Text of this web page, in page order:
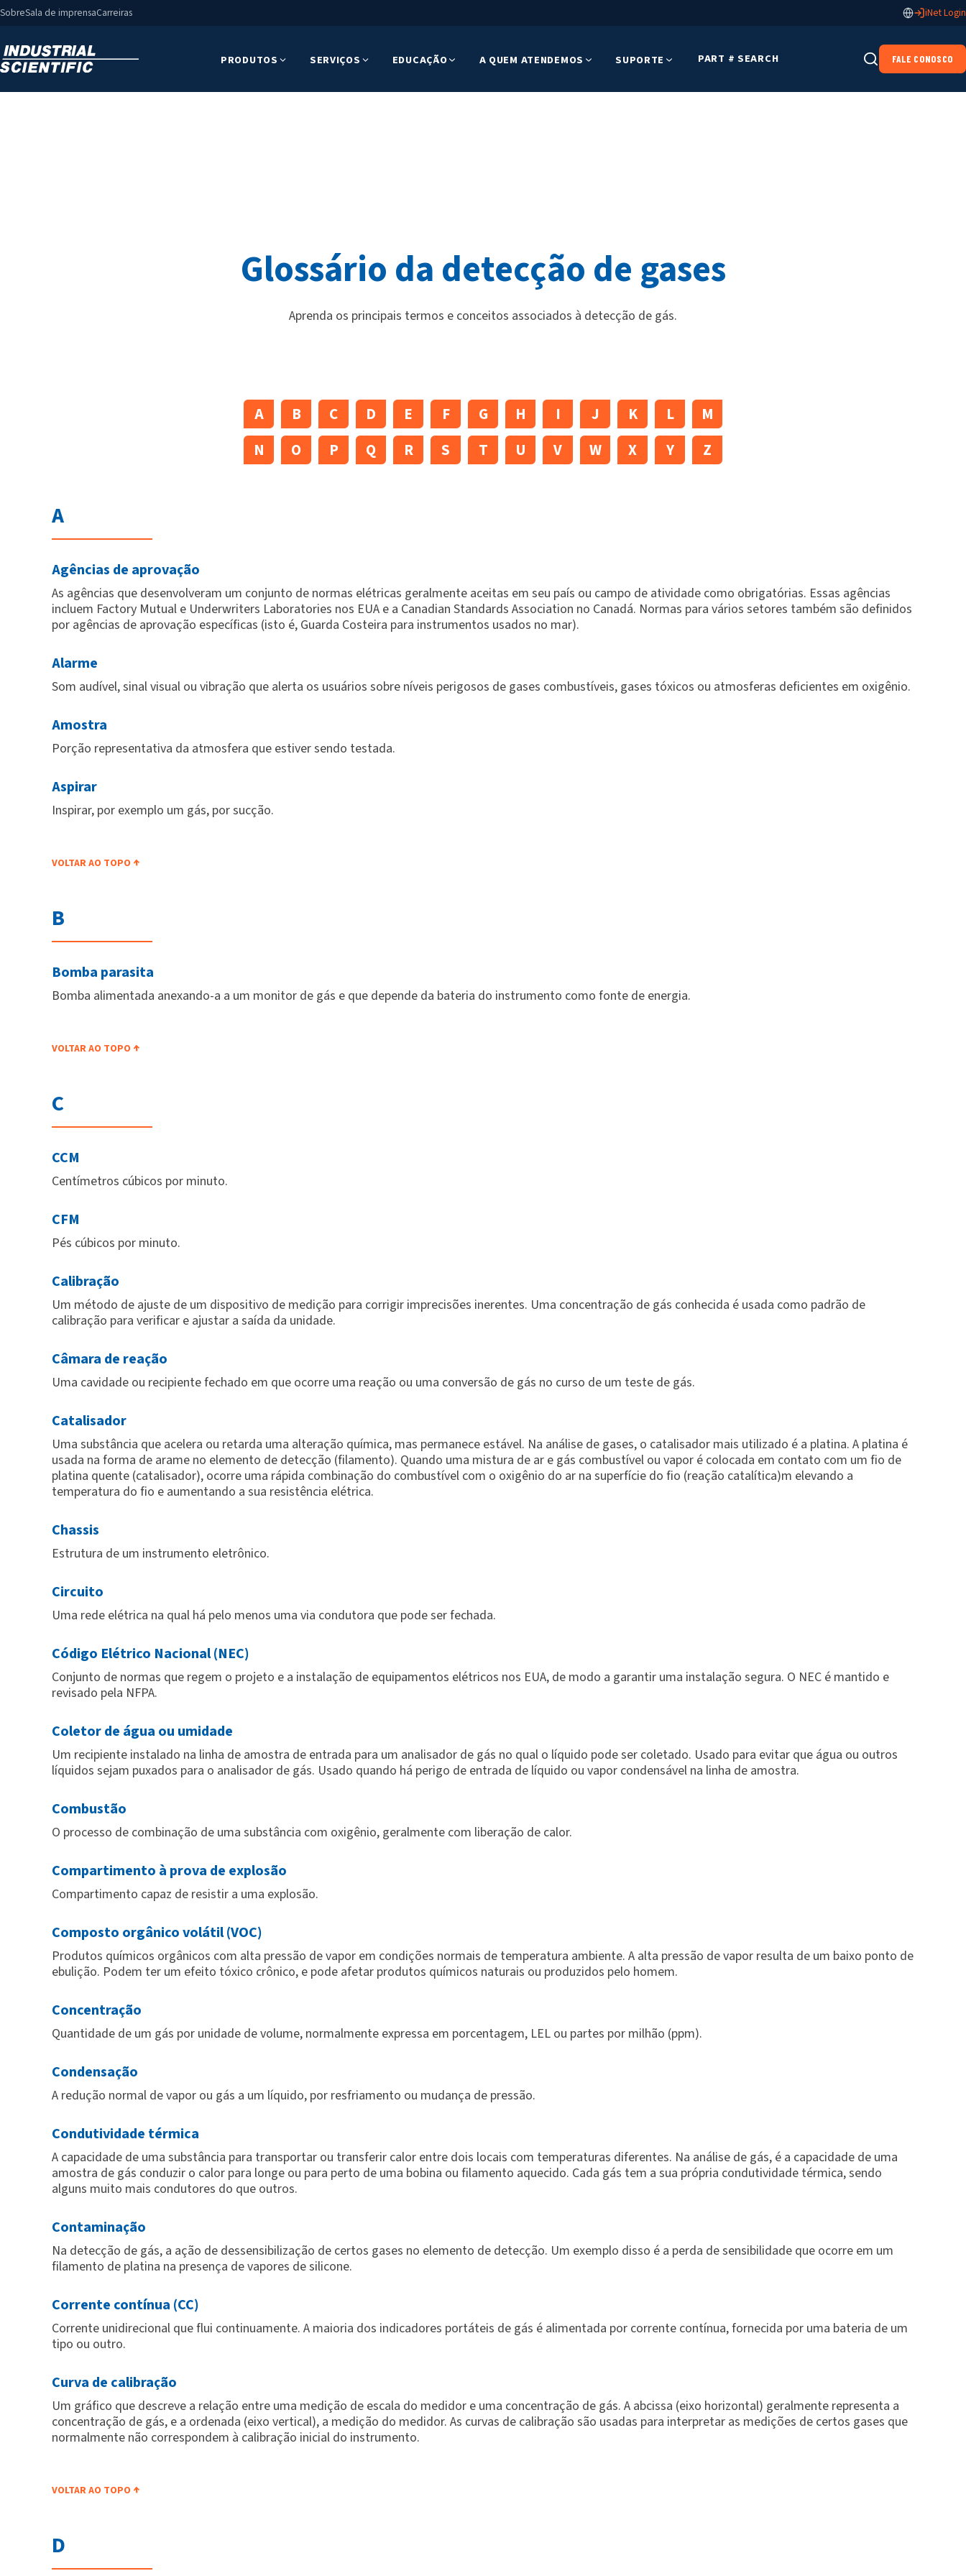
SobreSala de imprensaCarreiras iNet Login
PRODUTOS SERVIÇOS EDUCAÇÃO A QUEM ATENDEMOS SUPORTE PART # SEARCH FALE CONOSCO
Glossário da detecção de gases
Aprenda os principais termos e conceitos associados à detecção de gás.
A B C D E F G H I J K L
M
N
O P Q R S T U V W X Y Z
A
Agências de aprovação
As agências que desenvolveram um conjunto de normas elétricas geralmente aceitas em seu país ou campo de atividade como obrigatórias. Essas agências
incluem Factory Mutual e Underwriters Laboratories nos EUA e a Canadian Standards Association no Canadá. Normas para vários setores também são definidos
por agências de aprovação específicas (isto é, Guarda Costeira para instrumentos usados no mar).
Alarme
Som audível, sinal visual ou vibração que alerta os usuários sobre níveis perigosos de gases combustíveis, gases tóxicos ou atmosferas deficientes em oxigênio.
Amostra
Porção representativa da atmosfera que estiver sendo testada.
Aspirar
Inspirar, por exemplo um gás, por sucção.
VOLTAR AO TOPO
B
Bomba parasita
Bomba alimentada anexando-a a um monitor de gás e que depende da bateria do instrumento como fonte de energia.
VOLTAR AO TOPO
C
CCM
Centímetros cúbicos por minuto.
CFM
Pés cúbicos por minuto.
Calibração
Um método de ajuste de um dispositivo de medição para corrigir imprecisões inerentes. Uma concentração de gás conhecida é usada como padrão de
calibração para verificar e ajustar a saída da unidade.
Câmara de reação
Uma cavidade ou recipiente fechado em que ocorre uma reação ou uma conversão de gás no curso de um teste de gás.
Catalisador
Uma substância que acelera ou retarda uma alteração química, mas permanece estável. Na análise de gases, o catalisador mais utilizado é a platina. A platina é
usada na forma de arame no elemento de detecção (filamento). Quando uma mistura de ar e gás combustível ou vapor é colocada em contato com um fio de
platina quente (catalisador), ocorre uma rápida combinação do combustível com o oxigênio do ar na superfície do fio (reação catalítica)m elevando a
temperatura do fio e aumentando a sua resistência elétrica.
Chassis
Estrutura de um instrumento eletrônico.
Circuito
Uma rede elétrica na qual há pelo menos uma via condutora que pode ser fechada.
Código Elétrico Nacional (NEC)
Conjunto de normas que regem o projeto e a instalação de equipamentos elétricos nos EUA, de modo a garantir uma instalação segura. O NEC é mantido e
revisado pela NFPA.
Coletor de água ou umidade
Um recipiente instalado na linha de amostra de entrada para um analisador de gás no qual o líquido pode ser coletado. Usado para evitar que água ou outros
líquidos sejam puxados para o analisador de gás. Usado quando há perigo de entrada de líquido ou vapor condensável na linha de amostra.
Combustão
O processo de combinação de uma substância com oxigênio, geralmente com liberação de calor.
Compartimento à prova de explosão
Compartimento capaz de resistir a uma explosão.
Composto orgânico volátil (VOC)
Produtos químicos orgânicos com alta pressão de vapor em condições normais de temperatura ambiente. A alta pressão de vapor resulta de um baixo ponto de
ebulição. Podem ter um efeito tóxico crônico, e pode afetar produtos químicos naturais ou produzidos pelo homem.
Concentração
Quantidade de um gás por unidade de volume, normalmente expressa em porcentagem, LEL ou partes por milhão (ppm).
Condensação
A redução normal de vapor ou gás a um líquido, por resfriamento ou mudança de pressão.
Condutividade térmica
A capacidade de uma substância para transportar ou transferir calor entre dois locais com temperaturas diferentes. Na análise de gás, é a capacidade de uma
amostra de gás conduzir o calor para longe ou para perto de uma bobina ou filamento aquecido. Cada gás tem a sua própria condutividade térmica, sendo
alguns muito mais condutores do que outros.
Contaminação
Na detecção de gás, a ação de dessensibilização de certos gases no elemento de detecção. Um exemplo disso é a perda de sensibilidade que ocorre em um
filamento de platina na presença de vapores de silicone.
Corrente contínua (CC)
Corrente unidirecional que flui continuamente. A maioria dos indicadores portáteis de gás é alimentada por corrente contínua, fornecida por uma bateria de um
tipo ou outro.
Curva de calibração
Um gráfico que descreve a relação entre uma medição de escala do medidor e uma concentração de gás. A abcissa (eixo horizontal) geralmente representa a
concentração de gás, e a ordenada (eixo vertical), a medição do medidor. As curvas de calibração são usadas para interpretar as medições de certos gases que
normalmente não correspondem à calibração inicial do instrumento.
VOLTAR AO TOPO
D